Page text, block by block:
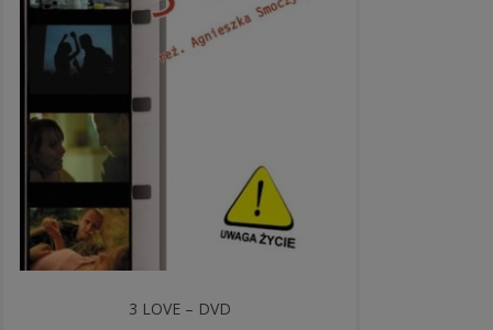
3 LOVE – DVD